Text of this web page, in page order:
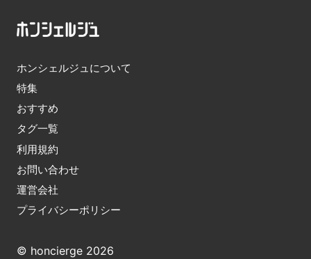
ホンシェルジュについて
特集
おすすめ
タグ一覧
利用規約
お問い合わせ
運営会社
プライバシーポリシー
© honcierge 2026